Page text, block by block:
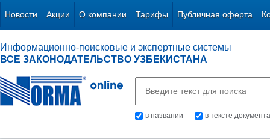
Новости Акции О компании Тарифы Публичная оферта
Информационно-поисковые и экспертные системы
ВСЕ ЗАКОНОДАТЕЛЬСТВО УЗБЕКИСТАНА
в названии в тексте документа